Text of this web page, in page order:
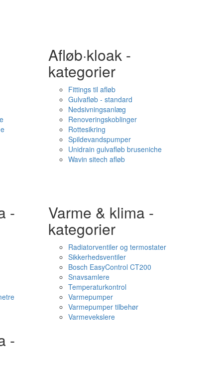
Afløb·kloak -
kategorier
Fittings til afløb
Gulvafløb - standard
Nedsivningsanlæg
Renoveringskoblinger
Rottesikring
Spildevandspumper
Unidrain gulvafløb bruseniche
Wavin sitech afløb
- Varme & klima -
kategorier
Radiatorventiler og termostater
Sikkerhedsventiler
Bosch EasyControl CT200
Snavsamlere
Temperaturkontrol
Varmepumper
Varmepumper tilbehør
Varmevekslere
-